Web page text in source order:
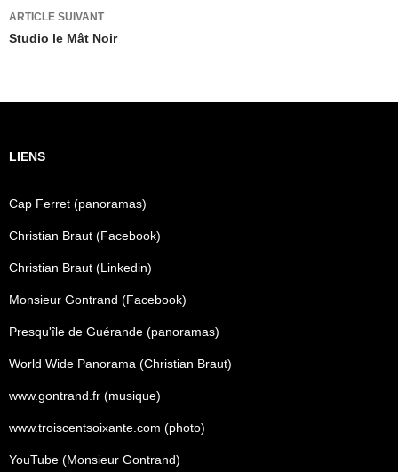
articles
ARTICLE SUIVANT
Studio le Mât Noir
LIENS
Cap Ferret (panoramas)
Christian Braut (Facebook)
Christian Braut (Linkedin)
Monsieur Gontrand (Facebook)
Presqu'île de Guérande (panoramas)
World Wide Panorama (Christian Braut)
www.gontrand.fr (musique)
www.troiscentsoixante.com (photo)
YouTube (Monsieur Gontrand)